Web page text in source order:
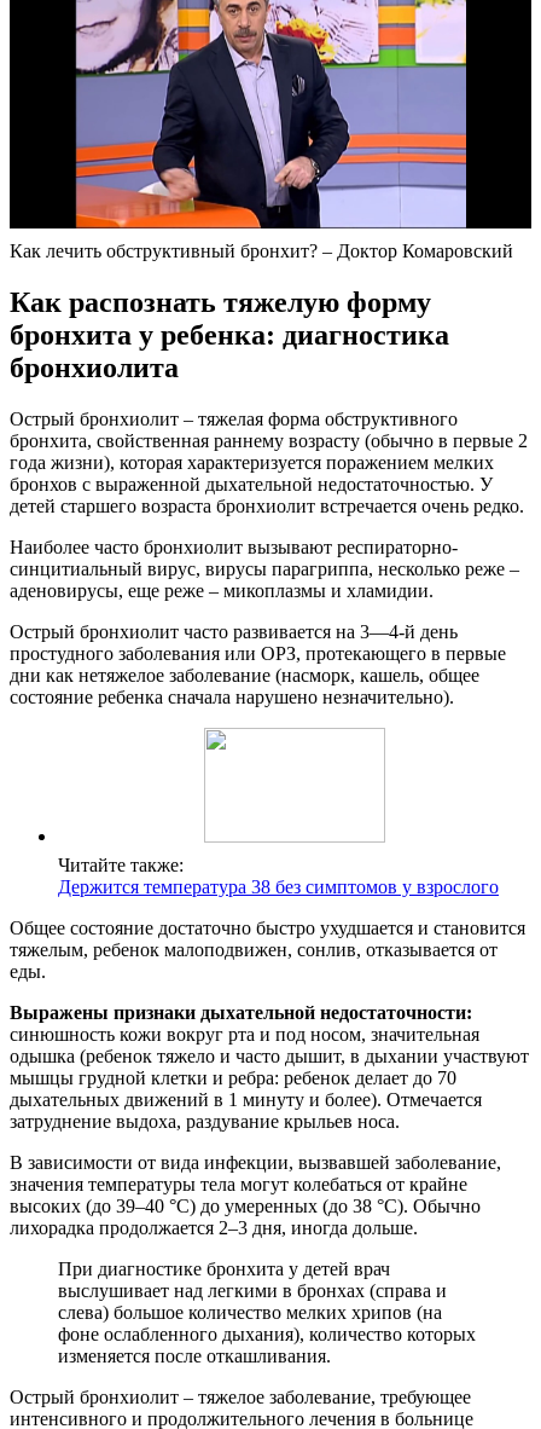
Как лечить обструктивный бронхит? – Доктор Комаровский
Как распознать тяжелую форму
бронхита у ребенка: диагностика
бронхиолита
Острый бронхиолит – тяжелая форма обструктивного
бронхита, свойственная раннему возрасту (обычно в первые 2
года жизни), которая характеризуется поражением мелких
бронхов с выраженной дыхательной недостаточностью. У
детей старшего возраста бронхиолит встречается очень редко.
Наиболее часто бронхиолит вызывают респираторно-
синцитиальный вирус, вирусы парагриппа, несколько реже –
аденовирусы, еще реже – микоплазмы и хламидии.
Острый бронхиолит часто развивается на 3—4-й день
простудного заболевания или ОРЗ, протекающего в первые
дни как нетяжелое заболевание (насморк, кашель, общее
состояние ребенка сначала нарушено незначительно).
Читайте также:
Держится температура 38 без симптомов у взрослого
Общее состояние достаточно быстро ухудшается и становится
тяжелым, ребенок малоподвижен, сонлив, отказывается от
еды.
Выражены признаки дыхательной недостаточности:
синюшность кожи вокруг рта и под носом, значительная
одышка (ребенок тяжело и часто дышит, в дыхании участвуют
мышцы грудной клетки и ребра: ребенок делает до 70
дыхательных движений в 1 минуту и более). Отмечается
затруднение выдоха, раздувание крыльев носа.
В зависимости от вида инфекции, вызвавшей заболевание,
значения температуры тела могут колебаться от крайне
высоких (до 39–40 °C) до умеренных (до 38 °C). Обычно
лихорадка продолжается 2–3 дня, иногда дольше.
При диагностике бронхита у детей врач
выслушивает над легкими в бронхах (справа и
слева) большое количество мелких хрипов (на
фоне ослабленного дыхания), количество которых
изменяется после откашливания.
Острый бронхиолит – тяжелое заболевание, требующее
интенсивного и продолжительного лечения в больнице